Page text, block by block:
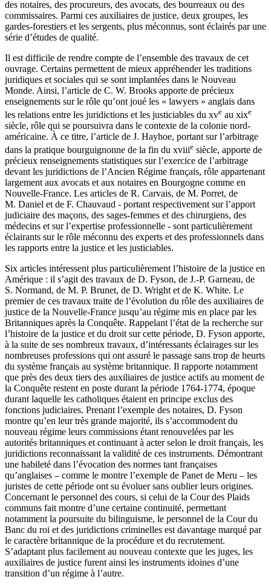
des notaires, des procureurs, des avocats, des bourreaux ou des
commissaires. Parmi ces auxiliaires de justice, deux groupes, les
gardes-forestiers et les sergents, plus méconnus, sont éclairés par une
série d’études de qualité.
Il est difficile de rendre compte de l’ensemble des travaux de cet
ouvrage. Certains permettent de mieux appréhender les traditions
juridiques et sociales qui se sont implantées dans le Nouveau
Monde. Ainsi, l’article de C. W. Brooks apporte de précieux
enseignements sur le rôle qu’ont joué les « lawyers » anglais dans
les relations entre les juridictions et les justiciables du xve au xixe
siècle, rôle qui se poursuivra dans le contexte de la colonie nord-
américaine. À ce titre, l’article de J. Hayhoe, portant sur l’arbitrage
dans la pratique bourguignonne de la fin du xviiie siècle, apporte de
précieux renseignements statistiques sur l’exercice de l’arbitrage
devant les juridictions de l’Ancien Régime français, rôle appartenant
largement aux avocats et aux notaires en Bourgogne comme en
Nouvelle-France. Les articles de R. Carvais, de M. Porret, de
M. Daniel et de F. Chauvaud - portant respectivement sur l’apport
judiciaire des maçons, des sages-femmes et des chirurgiens, des
médecins et sur l’expertise professionnelle - sont particulièrement
éclairants sur le rôle méconnu des experts et des professionnels dans
les rapports entre la justice et les justiciables.
Six articles intéressent plus particulièrement l’histoire de la justice en
Amérique : il s’agit des travaux de D. Fyson, de J.-P. Garneau, de
S. Normand, de M. P. Brunet, de D. Wright et de K. White. Le
premier de ces travaux traite de l’évolution du rôle des auxiliaires de
justice de la Nouvelle-France jusqu’au régime mis en place par les
Britanniques après la Conquête. Rappelant l’état de la recherche sur
l’histoire de la justice et du droit sur cette période, D. Fyson apporte,
à la suite de ses nombreux travaux, d’intéressants éclairages sur les
nombreuses professions qui ont assuré le passage sans trop de heurts
du système français au système britannique. Il rapporte notamment
que près des deux tiers des auxiliaires de justice actifs au moment de
la Conquête restent en poste durant la période 1764-1774, époque
durant laquelle les catholiques étaient en principe exclus des
fonctions judiciaires. Prenant l’exemple des notaires, D. Fyson
montre qu’en leur très grande majorité, ils s’accommodent du
nouveau régime leurs commissions étant renouvelées par les
autorités britanniques et continuant à acter selon le droit français, les
juridictions reconnaissant la validité de ces instruments. Démontrant
une habileté dans l’évocation des normes tant françaises
qu’anglaises – comme le montre l’exemple de Panet de Meru – les
juristes de cette période ont su évoluer sans oublier leurs origines.
Concernant le personnel des cours, si celui de la Cour des Plaids
communs fait montre d’une certaine continuité, permettant
notamment la poursuite du bilinguisme, le personnel de la Cour du
Banc du roi et des juridictions criminelles est davantage marqué par
le caractère britannique de la procédure et du recrutement.
S’adaptant plus facilement au nouveau contexte que les juges, les
auxiliaires de justice furent ainsi les instruments idoines d’une
transition d’un régime à l’autre.